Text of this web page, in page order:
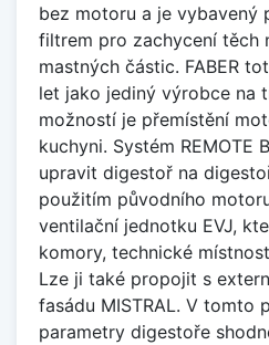
bez motoru a je vybavený
filtrem pro zachycení těch
mastných částic. FABER
let jako jediný výrobce na
možností je přemístění
kuchyni. Systém REMOTE
upravit digestoř na
použitím původního
ventilační jednotku EVJ,
komory, technické
Lze ji také propojit s
fasádu MISTRAL. V tomto
parametry digestoře